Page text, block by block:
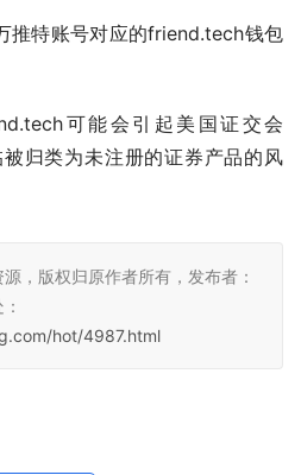
推特账号对应的friend.tech钱包
可能会引起美国证交会
被归类为未注册的证券产品的风
，版权归原作者所有，发布者：
hot/4987.html